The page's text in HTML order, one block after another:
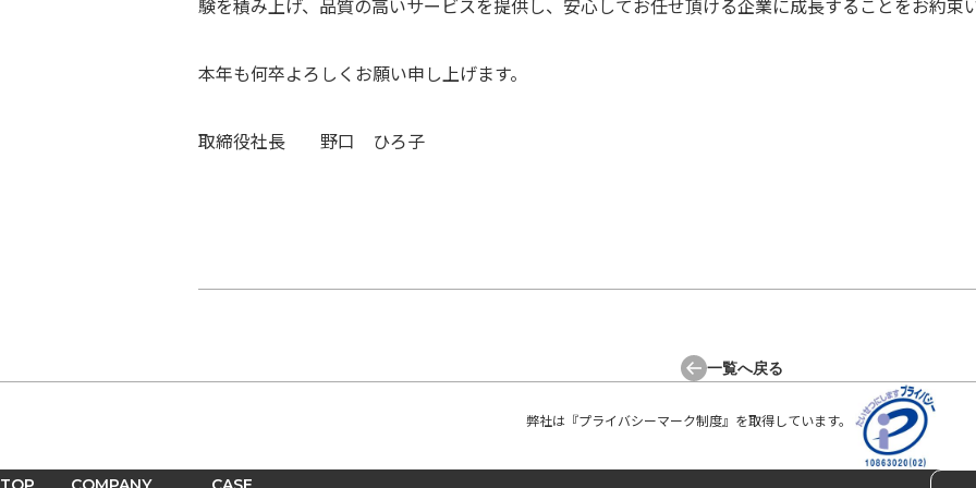
験を積み上げ、品質の高いサービスを提供し、安心してお任せ頂ける企業に成長することをお約束
本年も何卒よろしくお願い申し上げます。
取締役社長 野口 ひろ子
一覧へ戻る
弊社は『プライバシーマーク制度』を取得しています。